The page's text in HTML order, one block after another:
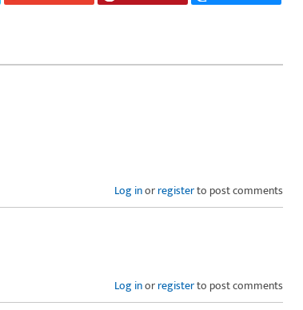
Log inorregisterto post comments
Log inorregisterto post comments